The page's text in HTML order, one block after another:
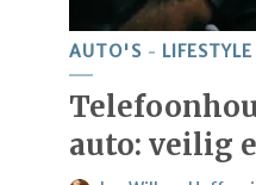
AUTO'S LIFESTYLE
auto: veilig